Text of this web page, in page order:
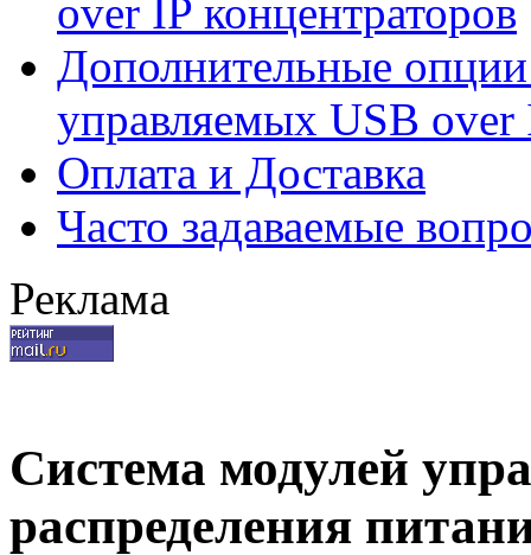
over IP концентраторов
Дополнительные
управляемых USB over
Оплата и Доставка
Часто задаваемые
Реклама
Система модулей
распределения